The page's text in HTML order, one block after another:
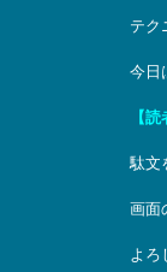
テク
今日
【
駄文
画面
よろ